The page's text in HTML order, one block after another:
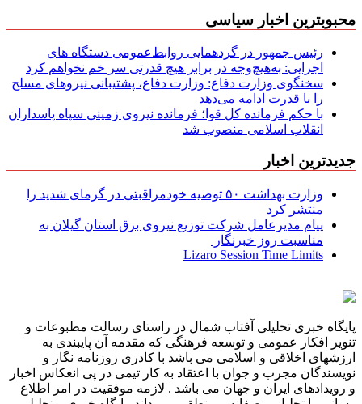
محبوبترین اخبار سیاسی
رئیس جمهور در گردهمایی روابط‌عمومی دستگاه های
اجرایی: به‌هیچ‌وجه در برابر هیچ قدرتی سر خم نخواهم کرد
سخنگوی وزارت دفاع: وزارت دفاع، پشتیبانی نیرو‌های مسلح
را با قدرت ادامه می‌دهد
با حکم فرمانده کل قوا؛ فرمانده نیروی زمینی سپاه پاسداران
انقلاب اسلامی منصوب شد
جدیدترین اخبار
وزارت بهداشت ۵۰ توصیه خودمراقبتی در گرمای شدید را
منتشر کرد
پیام مدیرعامل شركت توزیع نیروی برق استان گیلان به
مناسبت روز خبرنگار ‌
Lizaro Session Time Limits
پایگاه خبری تحلیلی آفتاب شمال در راستای رسالت مطبوعات و
تنویر افکار عمومی و توسعه فرهنگی که مقدمه آن پایبندی به
ارزشهای اخلاقی و اسلامی می باشد با کادری روزنامه نگار و
نویسندگان مجرب و جوان با اعتقاد به کار تیمی در پی انعکاس اخبار
و رویدادهای ایران و جهان می باشد . لازمه موفقیت در امر اطلاع